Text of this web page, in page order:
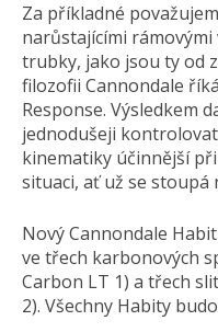
Za příkladné
narůstajícími
trubky, jako jsou ty od
filozofii Cannondale
Response. Výsledkem
jednodušeji
kinematiky účinnější
situaci, ať už se stoupá
Nový Cannondale
ve třech karbonových
Carbon LT 1) a třech
2). Všechny Habity